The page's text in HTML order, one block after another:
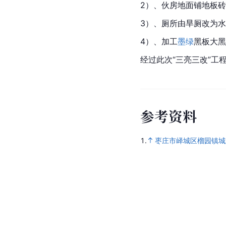
2）、伙房地面铺地板
3）、厕所由旱厕改为
4）、加工墨绿黑板大
经过此次“三亮三改”工
参考资料
1. 枣庄市峄城区榴园镇